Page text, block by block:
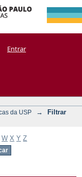
Entrar
da USP →
Filtrar
W X Y Z